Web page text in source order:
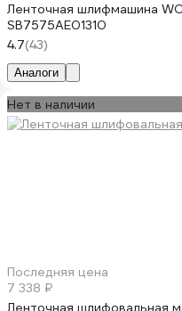
Ленточная шлифмашина
SB7575AE01310
4.7(43)
Аналоги
Нет в наличии
Последняя цена
7 338 ₽
Ленточная шлифовальная